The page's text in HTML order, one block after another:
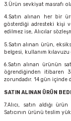
3.Ürün sevkiyat masrafı
4.Satın alınan her bir
gösterdiği adresteki kişi
edilmez ise, Alıcılar
5.Satın alınan ürün,
belgesi, kullanım
6.Satın alınan ürünün
öğrendiğinden itibaren
zorundadır. 14 gün içinde
SATIN ALINAN ÜRÜN
7.Alıcı, satın aldığı
Satıcının ürünü teslim